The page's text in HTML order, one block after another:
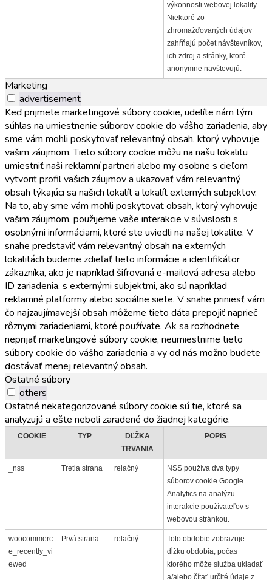
výkonnosti webovej lokality.
Niektoré zo
zhromažďovaných údajov
zahŕňajú počet návštevníkov,
ich zdroj a stránky, ktoré
anonymne navštevujú.
Marketing
advertisement
Keď prijmete marketingové súbory cookie, udelíte nám tým
súhlas na umiestnenie súborov cookie do vášho zariadenia, aby
sme vám mohli poskytovať relevantný obsah, ktorý vyhovuje
vašim záujmom. Tieto súbory cookie môžu na našu lokalitu
umiestniť naši reklamní partneri alebo my osobne s cieľom
vytvoriť profil vašich záujmov a ukazovať vám relevantný
obsah týkajúci sa našich lokalít a lokalít externých subjektov.
Na to, aby sme vám mohli poskytovať obsah, ktorý vyhovuje
vašim záujmom, použijeme vaše interakcie v súvislosti s
osobnými informáciami, ktoré ste uviedli na našej lokalite. V
snahe predstaviť vám relevantný obsah na externých
lokalitách budeme zdieľať tieto informácie a identifikátor
zákazníka, ako je napríklad šifrovaná e-mailová adresa alebo
ID zariadenia, s externými subjektmi, ako sú napríklad
reklamné platformy alebo sociálne siete. V snahe priniesť vám
čo najzaujímavejší obsah môžeme tieto dáta prepojiť naprieč
rôznymi zariadeniami, ktoré používate. Ak sa rozhodnete
neprijať marketingové súbory cookie, neumiestnime tieto
súbory cookie do vášho zariadenia a vy od nás možno budete
dostávať menej relevantný obsah.
Ostatné súbory
others
Ostatné nekategorizované súbory cookie sú tie, ktoré sa
analyzujú a ešte neboli zaradené do žiadnej kategórie.
COOKIE TYP
DĽŽKA
TRVANIA
POPIS
_nss Tretia strana relačný
NSS používa dva typy
súborov cookie Google
Analytics na analýzu
interakcie používateľov s
webovou stránkou.
woocommerc
e_recently_vi
ewed
Prvá strana relačný
Toto obdobie zobrazuje
dĺžku obdobia, počas
ktorého môže služba ukladať
a/alebo čítať určité údaje z